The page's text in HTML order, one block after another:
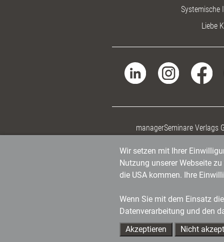
Systemische
Liebe
managerSeminare Verlags
Wir setzen mit Ihrer
Nutzung unserer Webseite
die USA kommen. Ihre
Wenn Sie mit dem Einsatz
Datenverarbeitung und den
Akzeptieren
Nicht